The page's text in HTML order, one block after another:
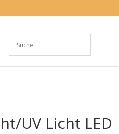
UV Licht LED